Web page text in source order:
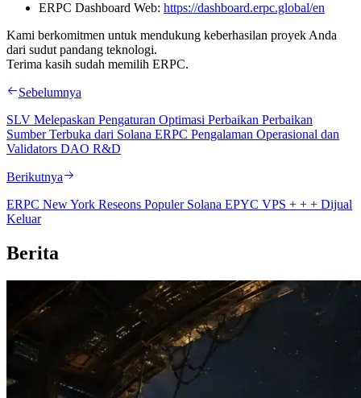
ERPC Dashboard Web: https://dashboard.erpc.global/en
Kami berkomitmen untuk mendukung keberhasilan proyek Anda
dari sudut pandang teknologi.
Terima kasih sudah memilih ERPC.
Sebelumnya
SLV Melepaskan Pengaturan Optimasi Perbaikan Perbaikan
Sumber Terbuka dari Solana ERPC Pengalaman Operasional dan
Validators DAO R&D
Berikutnya
ERPC New York Reseons Populer Solana EPYC VPS + + + Dijual
Keluar
Berita